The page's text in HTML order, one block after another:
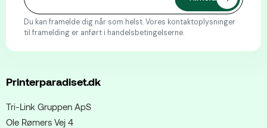
Du kan framelde dig når som helst. Vores kontaktoplysninger
til framelding er anført i handelsbetingelserne.
Printerparadiset.dk
Tri-Link Gruppen ApS
Ole Rømers Vej 4